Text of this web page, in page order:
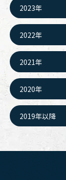
2023年
2022年
2021年
2020年
2019年以降